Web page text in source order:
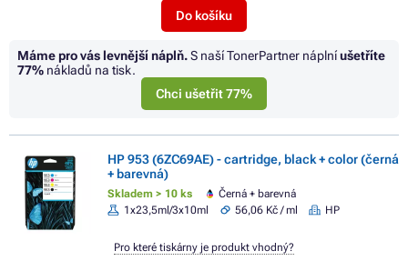
Do košíku
Máme pro vás levnější náplň.S naší TonerPartner náplníušetříte
77% nákladů na tisk.
Chci ušetřit 77%
HP 953 (6ZC69AE) - cartridge, black + color (černá
+ barevná)
Skladem > 10 ks
Černá + barevná
1x23,5ml/3x10ml
56,06 Kč / ml HP
Pro které tiskárny je produkt vhodný?